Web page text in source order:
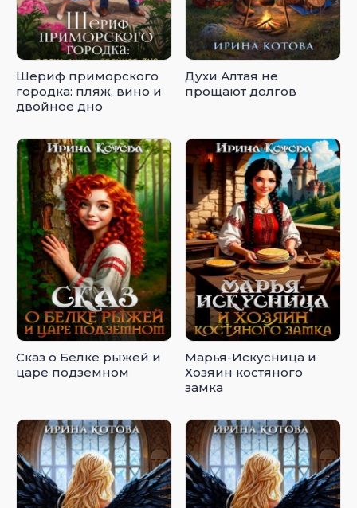
Шериф приморского
городка: пляж, вино и
двойное дно
Духи Алтая не
прощают долгов
Сказ о Белке рыжей и
царе подземном
Марья-Искусница и
Хозяин костяного
замка